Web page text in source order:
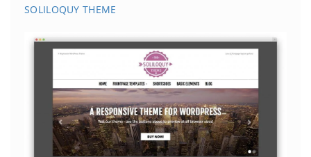
SOLILOQUY THEME